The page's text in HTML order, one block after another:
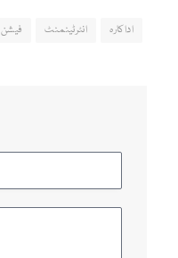
اداکارہ انٹرٹینمنٹ فیشن